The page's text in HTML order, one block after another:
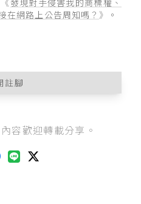
在網路上公告周知嗎？》。
註腳
容歡迎轉載分享。